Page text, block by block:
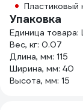
Пластиковый
Упаковка
Единица товара:
Вес, кг: 0.07
Длина, мм: 115
Ширина, мм: 40
Высота, мм: 15